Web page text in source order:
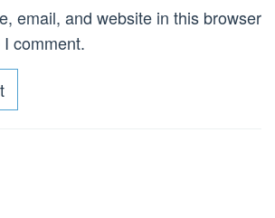
email, and website in this browser
comment.